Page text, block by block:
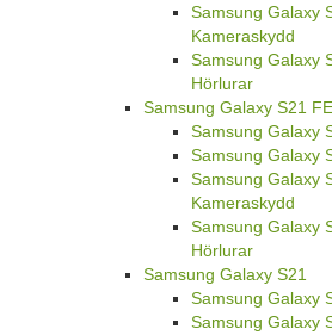
Samsung Galaxy
Kameraskydd
Samsung Galaxy
Hörlurar
Samsung Galaxy S21 FE
Samsung Galaxy
Samsung Galaxy
Samsung Galaxy
Kameraskydd
Samsung Galaxy
Hörlurar
Samsung Galaxy S21
Samsung Galaxy
Samsung Galaxy